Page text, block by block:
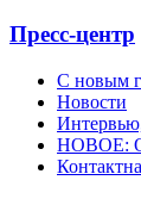
Пресс-центр
С новым
Новости
НОВОЕ: